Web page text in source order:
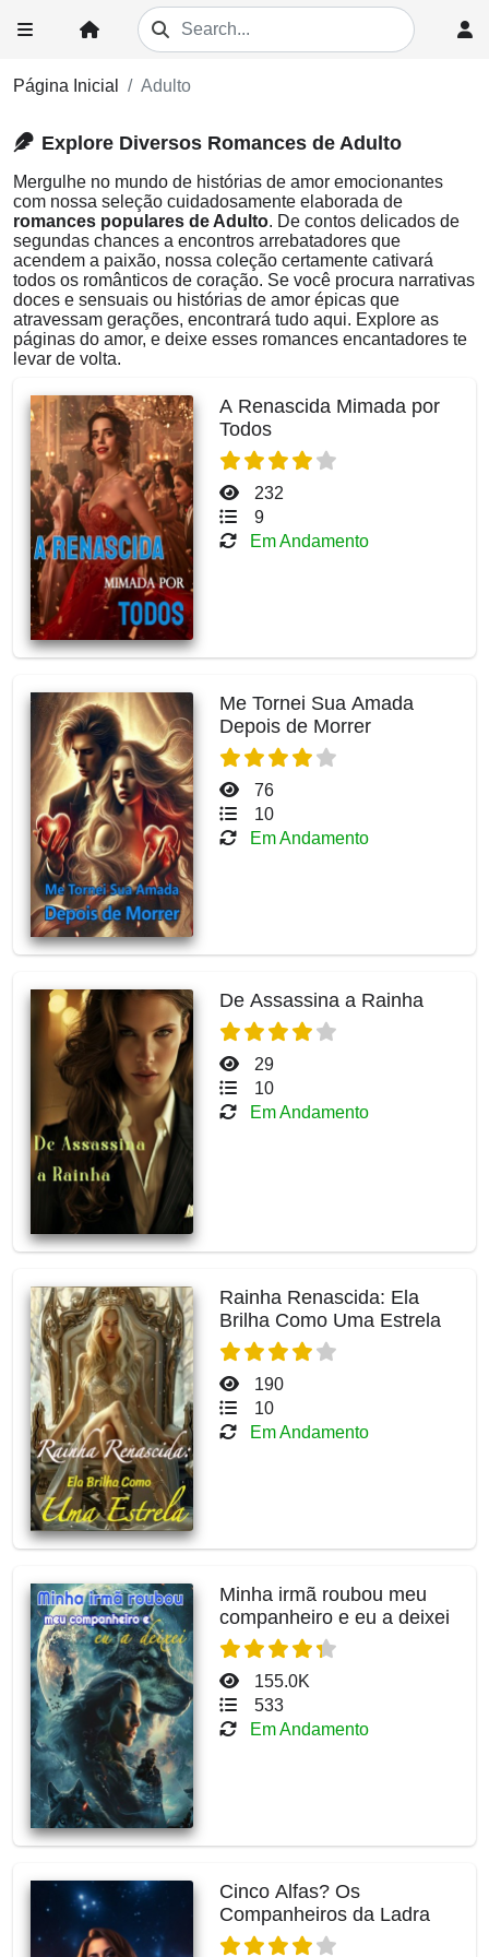
Página Inicial Adulto
Explore Diversos Romances de Adulto
Mergulhe no mundo de histórias de amor emocionantes
com nossa seleção cuidadosamente elaborada de
romances populares de Adulto. De contos delicados de
segundas chances a encontros arrebatadores que
acendem a paixão, nossa coleção certamente cativará
todos os românticos de coração. Se você procura narrativas
doces e sensuais ou histórias de amor épicas que
atravessam gerações, encontrará tudo aqui. Explore as
páginas do amor, e deixe esses romances encantadores te
levar de volta.
A Renascida Mimada por
Todos
232
9
Em Andamento
Me Tornei Sua Amada
Depois de Morrer
76
10
Em Andamento
De Assassina a Rainha
29
10
Em Andamento
Rainha Renascida: Ela
Brilha Como Uma Estrela
190
10
Em Andamento
Minha irmã roubou meu
companheiro e eu a deixei
155.0K
533
Em Andamento
Cinco Alfas? Os
Companheiros da Ladra